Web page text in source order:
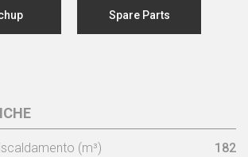
Spare Parts
(m³) 182